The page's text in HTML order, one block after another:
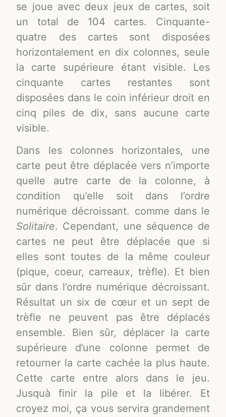
se joue avec deux jeux de cartes, soit
un total de 104 cartes. Cinquante-
quatre des cartes sont disposées
horizontalement en dix colonnes, seule
la carte supérieure étant visible. Les
cinquante cartes restantes sont
disposées dans le coin inférieur droit en
cinq piles de dix, sans aucune carte
visible.
Dans les colonnes horizontales, une
carte peut être déplacée vers n’importe
quelle autre carte de la colonne, à
condition qu’elle soit dans l’ordre
numérique décroissant. comme dans le
Solitaire. Cependant, une séquence de
cartes ne peut être déplacée que si
elles sont toutes de la même couleur
(pique, coeur, carreaux, trèfle). Et bien
sûr dans l’ordre numérique décroissant.
Résultat un six de cœur et un sept de
trèfle ne peuvent pas être déplacés
ensemble. Bien sûr, déplacer la carte
supérieure d’une colonne permet de
retourner la carte cachée la plus haute.
Cette carte entre alors dans le jeu.
Jusquà finir la pile et la libérer. Et
croyez moi, ça vous servira grandement